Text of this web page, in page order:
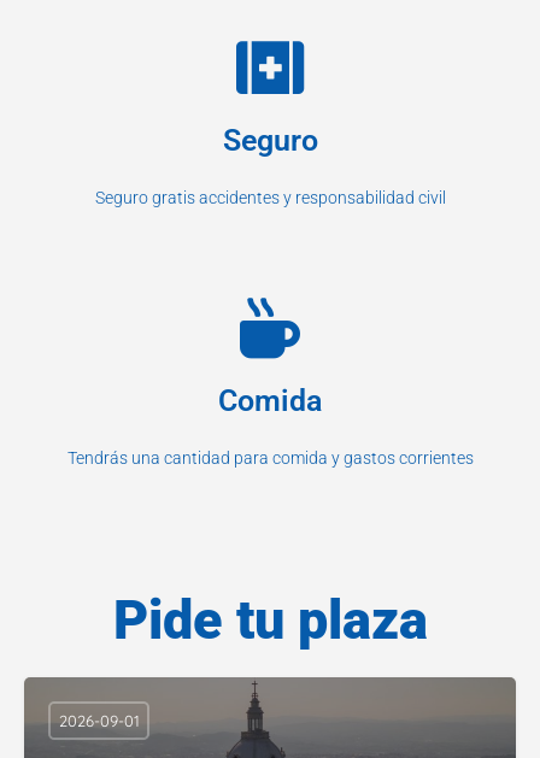
Seguro
Seguro gratis accidentes y responsabilidad civil
Comida
Tendrás una cantidad para comida y gastos corrientes
Pide tu plaza
2026-09-01